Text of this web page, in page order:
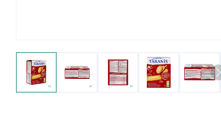
View larger imageView larger imageView larger imageView larger image